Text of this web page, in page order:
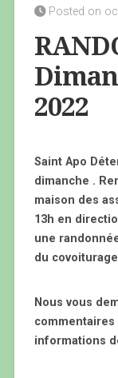
Posted on
2022
Saint Apo
dimanche .
maison des
13h en
une
du
Nous vous
commentaires
informations